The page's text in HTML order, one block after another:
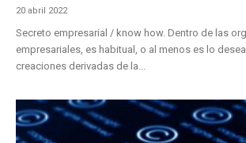
20 abril 2022
Secreto empresarial / know how. Dentro de las
empresariales, es habitual, o al menos es lo
creaciones derivadas de la...